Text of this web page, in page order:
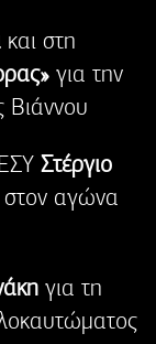
και στη
για την
Βιάννου
Στέργιο
αγώνα
για τη